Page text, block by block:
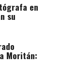
en
su
Moritán: